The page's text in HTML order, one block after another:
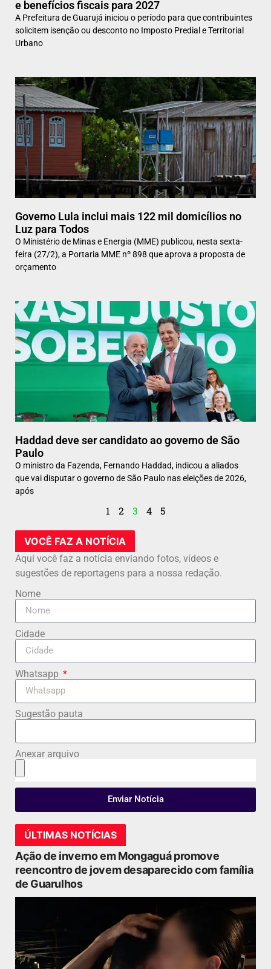
e benefícios fiscais para 2027
A Prefeitura de Guarujá iniciou o período para que contribuintes
solicitem isenção ou desconto no Imposto Predial e Territorial
Urbano
Governo Lula inclui mais 122 mil domicílios no
Luz para Todos
O Ministério de Minas e Energia (MME) publicou, nesta sexta-
feira (27/2), a Portaria MME nº 898 que aprova a proposta de
orçamento
Haddad deve ser candidato ao governo de São
Paulo
O ministro da Fazenda, Fernando Haddad, indicou a aliados
que vai disputar o governo de São Paulo nas eleições de 2026,
após
1 2 3 4 5
VOCÊ FAZ A NOTÍCIA
Aqui você faz a notícia enviando fotos, vídeos e
sugestões de reportagens para a nossa redação.
Nome
Cidade
Whatsapp
Sugestão pauta
Anexar arquivo
Enviar Notícia
ÚLTIMAS NOTÍCIAS
Ação de inverno em Mongaguá promove
reencontro de jovem desaparecido com família
de Guarulhos